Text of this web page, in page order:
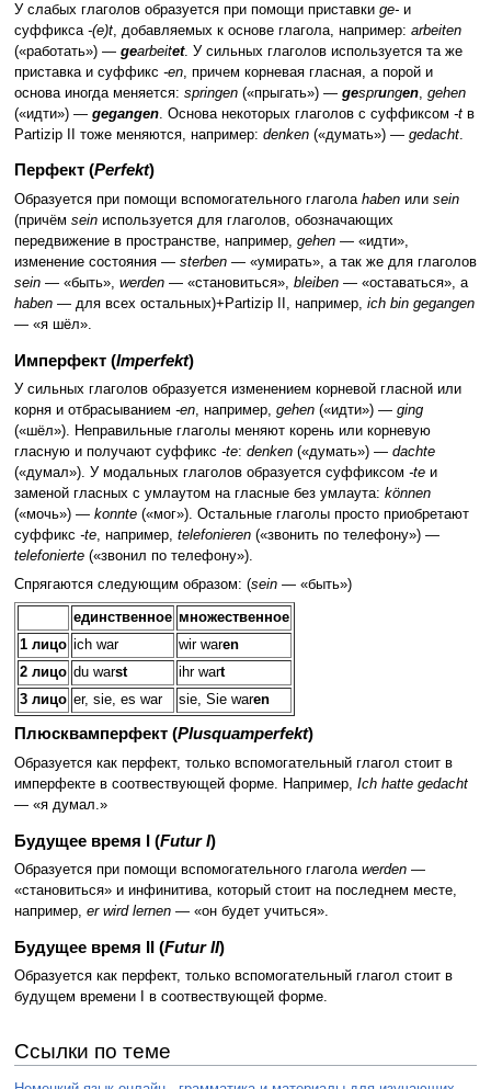
У слабых глаголов образуется при помощи приставки ge-и
суффикса -(e)t, добавляемых к основе глагола, например: arbeiten
(«работать») — gearbeitet. У сильных глаголов используется та же
приставка и суффикс -en, причем корневая гласная, а порой и
основа иногда меняется: springen(«прыгать») — gesprungen, gehen
(«идти») — gegangen. Основа некоторых глаголов с суффиксом -tв
Partizip II тоже меняются, например: denken(«думать») — gedacht.
Перфект (Perfekt)
Образуется при помощи вспомогательного глагола habenили sein
(причём seinиспользуется для глаголов, обозначающих
передвижение в пространстве, например, gehen— «идти»,
изменение состояния — sterben— «умирать», а так же для глаголов
sein— «быть», werden— «становиться», bleiben— «оставаться», a
haben— для всех остальных)+Partizip II, например, ich bin gegangen
— «я шёл».
Имперфект (Imperfekt)
У сильных глаголов образуется изменением корневой гласной или
корня и отбрасыванием -en, например, gehen(«идти») — ging
(«шёл»). Неправильные глаголы меняют корень или корневую
гласную и получают суффикс -te: denken(«думать») — dachte
(«думал»). У модальных глаголов образуется суффиксом -teи
заменой гласных с умлаутом на гласные без умлаута: können
(«мочь») — konnte(«мог»). Остальные глаголы просто приобретают
суффикс -te, например, telefonieren(«звонить по телефону») —
telefonierte(«звонил по телефону»).
Спрягаются следующим образом: (sein— «быть»)
единственное множественное
1 лицо ich war wir waren
2 лицо du warst ihr wart
3 лицо er, sie, es war sie, Sie waren
Плюсквамперфект (Plusquamperfekt)
Образуется как перфект, только вспомогательный глагол стоит в
имперфекте в соотвествующей форме. Например, Ich hatte gedacht
— «я думал.»
Будущее время I (Futur I)
Образуется при помощи вспомогательного глагола werden—
«становиться» и инфинитива, который стоит на последнем месте,
например, er wird lernen— «он будет учиться».
Будущее время II (Futur II)
Образуется как перфект, только вспомогательный глагол стоит в
будущем времени I в соотвествующей форме.
Ссылки по теме